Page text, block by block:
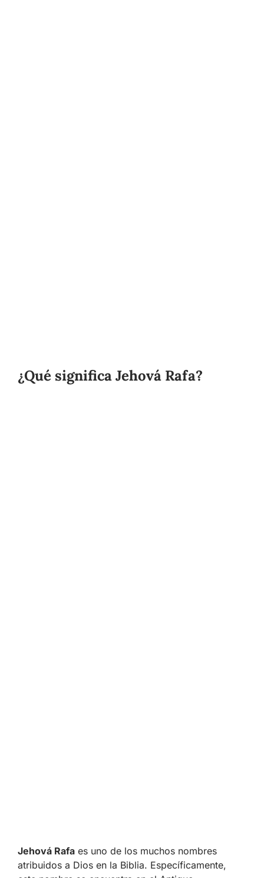
¿Qué significa Jehová Rafa?
Jehová Rafa es uno de los muchos nombres
atribuidos a Dios en la Biblia. Específicamente,